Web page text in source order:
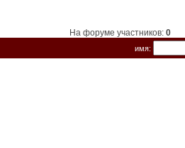
На форуме участников: 0
имя: